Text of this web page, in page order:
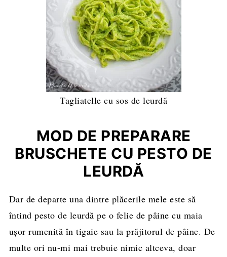
Tagliatelle cu sos de leurdă
MOD DE PREPARARE
BRUSCHETE CU PESTO DE
LEURDĂ
Dar de departe una dintre plăcerile mele este să
întind pesto de leurdă pe o felie de pâine cu maia
ușor rumenită în tigaie sau la prăjitorul de pâine. De
multe ori nu-mi mai trebuie nimic altceva, doar